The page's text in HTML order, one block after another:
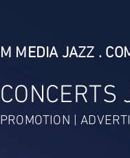
CONCERTS
PROMOTION |
M MEDIA JAZZ .